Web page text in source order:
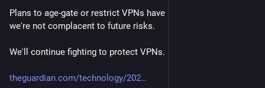
Plans to age-gate or restrict VPNs have been dropped, but
we're not complacent to future risks.
We'll continue fighting to protect VPNs.
theguardian.com/technology/202